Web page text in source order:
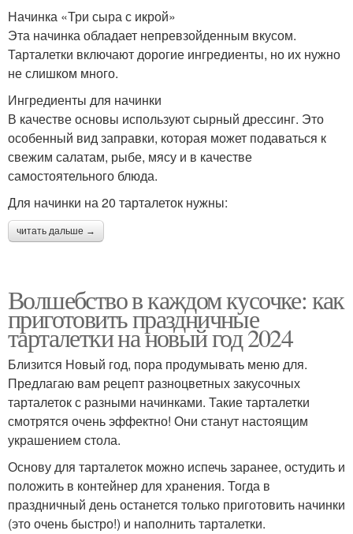
Начинка «Три сыра с икрой»
Эта начинка обладает непревзойденным вкусом.
Тарталетки включают дорогие ингредиенты, но их нужно
не слишком много.
Ингредиенты для начинки
В качестве основы используют сырный дрессинг. Это
особенный вид заправки, которая может подаваться к
свежим салатам, рыбе, мясу и в качестве
самостоятельного блюда.
Для начинки на 20 тарталеток нужны:
читать дальше →
Волшебство в каждом кусочке: как
приготовить праздничные
тарталетки на новый год 2024
Близится Новый год, пора продумывать меню для.
Предлагаю вам рецепт разноцветных закусочных
тарталеток с разными начинками. Такие тарталетки
смотрятся очень эффектно! Они станут настоящим
украшением стола.
Основу для тарталеток можно испечь заранее, остудить и
положить в контейнер для хранения. Тогда в
праздничный день останется только приготовить начинки
(это очень быстро!) и наполнить тарталетки.